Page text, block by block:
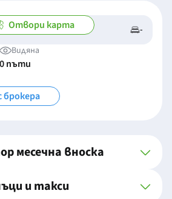
-/- -
Отвори карта
Видяна
0 пъти
брокера
месечна вноска
и такси